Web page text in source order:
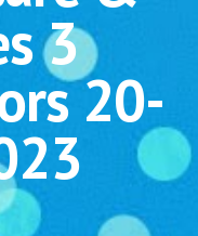
3
20-